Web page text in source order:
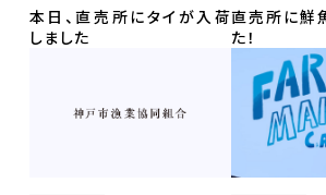
本日、直売所にタイが入荷
しました
直売所に鮮
た！